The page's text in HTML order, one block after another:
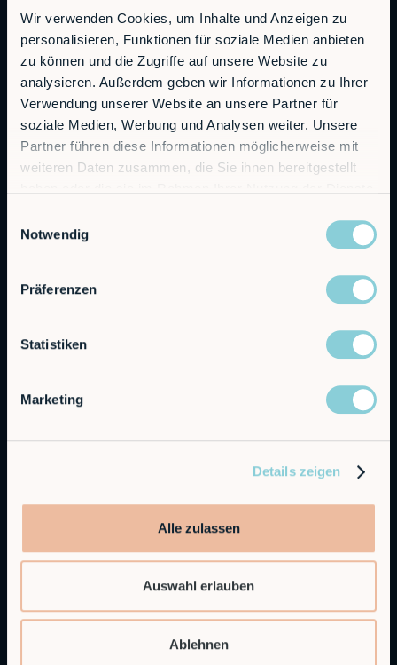
Wir verwenden Cookies, um Inhalte und Anzeigen zu
personalisieren, Funktionen für soziale Medien anbieten
zu können und die Zugriffe auf unsere Website zu
analysieren. Außerdem geben wir Informationen zu Ihrer
Verwendung unserer Website an unsere Partner für
soziale Medien, Werbung und Analysen weiter. Unsere
Partner führen diese Informationen möglicherweise mit
weiteren Daten zusammen, die Sie ihnen bereitgestellt
Notwendig
Präferenzen
Statistiken
Marketing
Details zeigen
Alle zulassen
Auswahl erlauben
Ablehnen
RobCo GmbH
80333 München
Allgemeine Anfragen
info@robco.de
+49 89 94424076
support@robco.de
Lösungen
Embedded Robotics
CNC Maschinen Be- und Entladen
Palettieren
Veredelung